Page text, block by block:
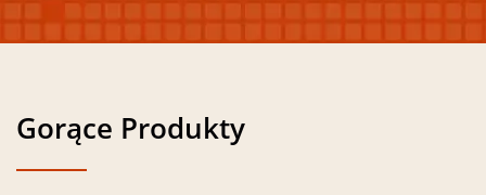
Gorące Produkty